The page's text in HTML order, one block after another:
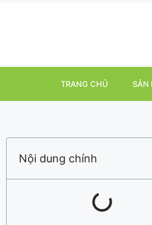
TRANG CHỦ SẢN
Nội dung chính